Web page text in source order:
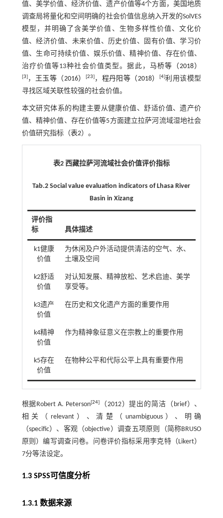
值、美学价值、经济价值、遗产价值等4个方面，美国地质
调查局将量化和空间明确的社会价值信息纳入开发的SolVES
模型，并明确了含美学价值、生物多样性价值、文化价
值、经济价值、未来价值、历史价值、固有价值、学习价
值、生命可持续价值、娱乐价值、精神价值、存在价值、
治疗价值等13种社会价值类型。据此， 马桥等（2018）
[3]， 王玉等（2016） [23]， 程丹阳等（2018） [4]利用该模型
寻找区域关联性较强的社会价值。
本文研究体系的构建主要从健康价值、舒适价值、遗产价
值、精神价值、存在价值等5方面建立拉萨河流域湿地社会
价值研究指标（表2）。
表2 西藏拉萨河流域社会价值评价指标
Tab.2 Social value evaluation indicators of Lhasa River
Basin in Xizang
评价指
标
具体描述
k1健康
价值
为休闲及户外活动提供清洁的空气、水、
土壤及空间
k2舒适
价值
对认知发展、精神放松、艺术启迪、美学
享受等。
k3遗产
价值
在历史和文化遗产方面的重要作用
k4精神
价值
作为精神象征意义在宗教上的重要作用
k5存在
价值
在物种公平和代际公平上具有重要作用
根据Robert A. Peterson[24]
（2012）提出的简洁（brief）、
相关（relevant）、清楚（unambiguous）、明确
（specific）、客观（objective）调查五项原则（简称BRUSO
原则）编写调查问卷。问卷评价指标采用李克特（Likert）
7分等法设定。
1.3 SPSS可信度分析
1.3.1 数据来源